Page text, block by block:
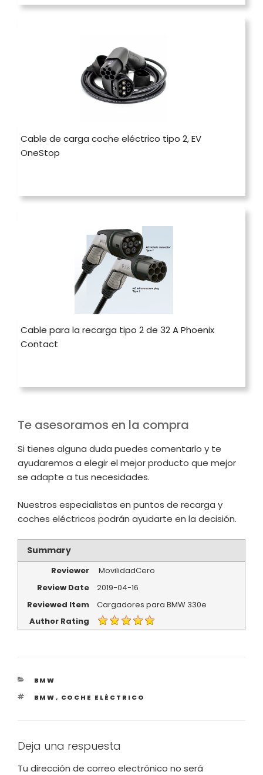
Cable de carga coche eléctrico tipo 2, EV
OneStop
Cable para la recarga tipo 2 de 32 A Phoenix
Contact
Te asesoramos en la compra
Si tienes alguna duda puedes comentarlo y te
ayudaremos a elegir el mejor producto que mejor
se adapte a tus necesidades.
Nuestros especialistas en puntos de recarga y
coches eléctricos podrán ayudarte en la decisión.
Summary
Reviewer
MovilidadCero
Review Date
2019-04-16
Reviewed Item
Cargadores para BMW 330e
Author Rating
CATEGORÍAS
BMW
ETIQUETAS
BMW, COCHE ELÉCTRICO
Deja una respuesta
Tu dirección de correo electrónico no será